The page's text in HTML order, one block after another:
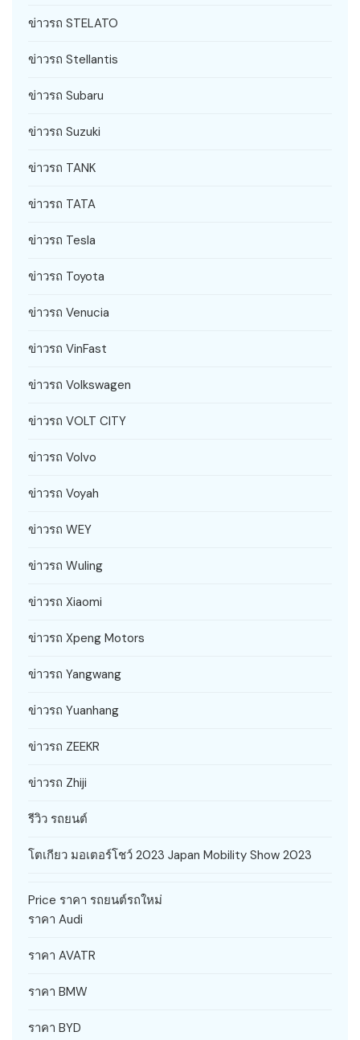
ข่าวรถ STELATO
ข่าวรถ Stellantis
ข่าวรถ Subaru
ข่าวรถ Suzuki
ข่าวรถ TANK
ข่าวรถ TATA
ข่าวรถ Tesla
ข่าวรถ Toyota
ข่าวรถ Venucia
ข่าวรถ VinFast
ข่าวรถ Volkswagen
ข่าวรถ VOLT CITY
ข่าวรถ Volvo
ข่าวรถ Voyah
ข่าวรถ WEY
ข่าวรถ Wuling
ข่าวรถ Xiaomi
ข่าวรถ Xpeng Motors
ข่าวรถ Yangwang
ข่าวรถ Yuanhang
ข่าวรถ ZEEKR
ข่าวรถ Zhiji
รีวิว รถยนต์
โตเกียว มอเตอร์โชว์ 2023 Japan Mobility Show 2023
Price ราคา รถยนต์รถใหม่
ราคา Audi
ราคา AVATR
ราคา BMW
ราคา BYD